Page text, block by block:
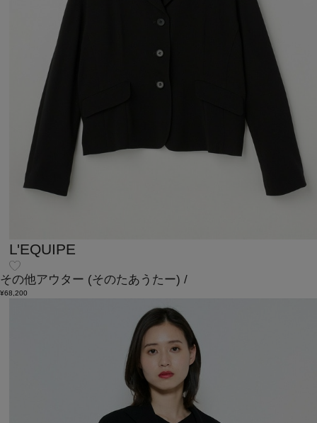
L'EQUIPE
その他アウター (そのたあうたー) /
¥68,200